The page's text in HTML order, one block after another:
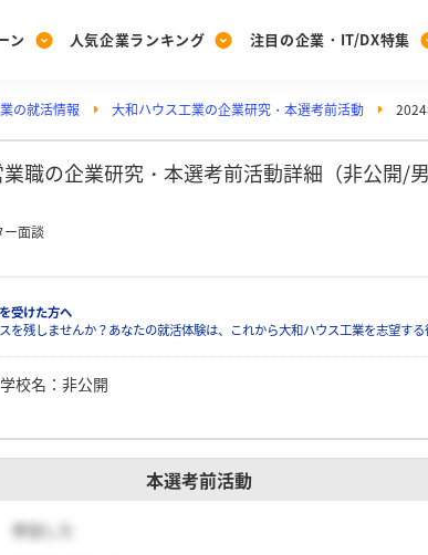
ン
る
[27卒] 本選考体験記投稿キ
人気企業ランキング
ングを見る
みんなのDX企業就職ブラン
注目の企業・IT/DX特集
企業特集
ろう！業界・企業研究
の就活情報 大和ハウス工業の企業研究・本選考前活動
職の企業研究・本選考前活動詳細（非公開/男
ー面談
受けた方へ
を残しませんか？あなたの就活体験は、これから大和ハウス工業を志望する
学校名 ： 非公開
本選考前活動
参加した